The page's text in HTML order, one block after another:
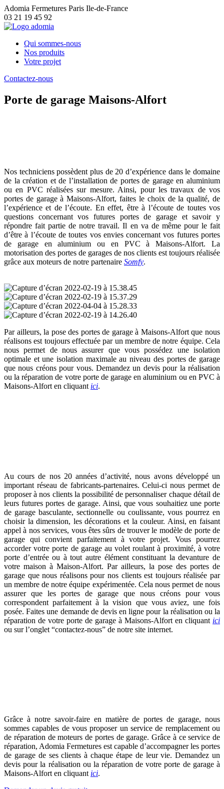
Adomia Fermetures Paris Ile-de-France
03 21 19 45 92
Qui sommes-nous
Nos produits
Votre projet
Contactez-nous
Porte de garage Maisons-Alfort
Nos techniciens possèdent plus de 20 d’expérience dans le domaine
de la création et de l’installation de portes de garage en aluminium
ou en PVC réalisées sur mesure. Ainsi, pour les travaux de vos
portes de garage à Maisons-Alfort, faites le choix de la qualité, de
l’expérience et de l’écoute. En effet, être à l’écoute de toutes vos
questions concernant vos futures portes de garage et savoir y
répondre fait partie de notre travail. Il en va de même pour le fait
d’être à l’écoute de toutes vos envies concernant vos futures portes
de garage en aluminium ou en PVC à Maisons-Alfort. La
motorisation des portes de garages de nos clients est toujours réalisée
grâce aux moteurs de notre partenaire Somfy.
Par ailleurs, la pose des portes de garage à Maisons-Alfort que nous
réalisons est toujours effectuée par un membre de notre équipe. Cela
nous permet de nous assurer que vous possédez une isolation
optimale et une isolation maximale au niveau des portes de garage
que nous créons pour vous. Demandez un devis pour la réalisation
ou la réparation de votre porte de garage en aluminium ou en PVC à
Maisons-Alfort en cliquant ici.
Au cours de nos 20 années d’activité, nous avons développé un
important réseau de fabricants-partenaires. Celui-ci nous permet de
proposer à nos clients la possibilité de personnaliser chaque détail de
leurs futures portes de garage. Ainsi, que vous souhaitiez une porte
de garage basculante, sectionnelle ou coulissante, vous pourrez en
choisir la dimension, les décorations et la couleur. Ainsi, en faisant
appel à nos services, vous êtes sûrs de trouver le modèle de porte de
garage qui convient parfaitement à votre projet. Vous pourrez
accorder votre porte de garage au volet roulant à proximité, à votre
porte d’entrée ou à tout autre élément constituant la devanture de
votre maison à Maison-Alfort. Par ailleurs, la pose des portes de
garage que nous réalisons pour nos clients est toujours réalisée par
un membre de notre équipe expérimentée. Cela nous permet de nous
assurer que les portes de garage que nous créons pour vous
correspondent parfaitement à la vision que vous aviez, une fois
posée. Faites une demande de devis en ligne pour la réalisation ou la
réparation de votre porte de garage à Maisons-Alfort en cliquant ici
ou sur l’onglet “contactez-nous” de notre site internet.
Grâce à notre savoir-faire en matière de portes de garage, nous
sommes capables de vous proposer un service de remplacement ou
de réparation de moteurs de portes de garage. Grâce à ce service de
réparation, Adomia Fermetures est capable d’accompagner les portes
de garage de ses clients à chaque étape de leur vie. Demandez un
devis pour la réalisation ou la réparation de votre porte de garage à
Maisons-Alfort en cliquant ici.